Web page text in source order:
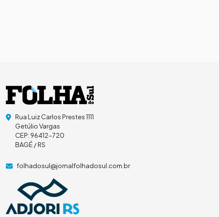
Rua Luiz Carlos Prestes 1111
Getúlio Vargas
CEP: 96412-720
BAGÉ / RS
folhadosul@jornalfolhadosul.com.br